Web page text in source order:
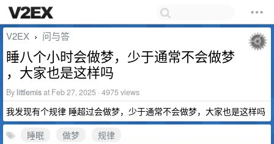
V2EX › 问与答
睡八个小时会做梦，少于通常不会做梦
，大家也是这样吗
By littlemisat Feb 27, 2025 · 4975 views
我发现有个规律 睡超过会做梦，少于通常不会做梦，大家也是这样吗
睡眠
做梦
规律